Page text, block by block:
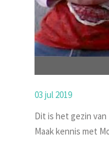
03 jul 2019
Dit is het gezin van
Maak kennis met